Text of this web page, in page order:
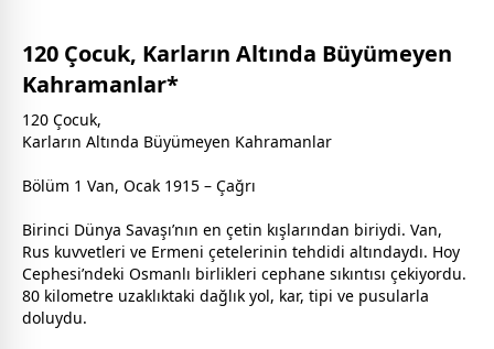
120 Çocuk, Karların Altında Büyümeyen
Kahramanlar*
120 Çocuk,
Karların Altında Büyümeyen Kahramanlar
Bölüm 1 Van, Ocak 1915 – Çağrı
Birinci Dünya Savaşı’nın en çetin kışlarından biriydi. Van,
Rus kuvvetleri ve Ermeni çetelerinin tehdidi altındaydı. Hoy
Cephesi’ndeki Osmanlı birlikleri cephane sıkıntısı çekiyordu.
80 kilometre uzaklıktaki dağlık yol, kar, tipi ve pusularla
doluydu.